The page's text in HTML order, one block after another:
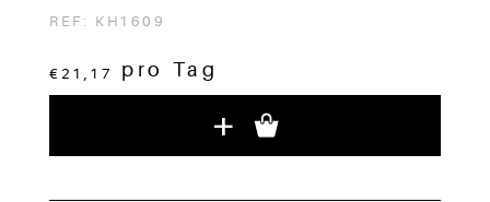
REF: KH1609
€21,17 pro Tag
+